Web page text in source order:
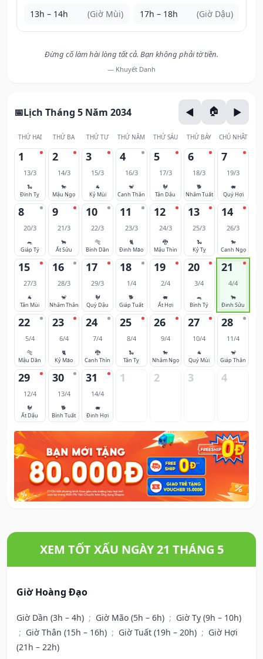
13h – 14h (Giờ Mùi) 17h – 18h (Giờ Dậu)
Đừng cố làm hài lòng tất cả. Bạn không phải tờ tiền.
— Khuyết Danh
Lịch Tháng 5 Năm 2034
THỨ HAI THỨ BA THỨ TƯ THỨ NĂM THỨ SÁU THỨ BẢY CHỦ NHẬT
1
13/3
🐍
Đinh Tỵ
2
14/3
🐎
Mậu Ngọ
3
15/3
🐐
Kỷ Mùi
4
16/3
🐒
Canh Thân
5
17/3
🐓
Tân Dậu
6
18/3
🐕
Nhâm Tuất
7
19/3
🐖
Quý Hợi
8
20/3
🐀
Giáp Tý
9
21/3
🐂
Ất Sửu
10
22/3
🐅
Bính Dần
11
23/3
🐈
Đinh Mão
12
24/3
🐉
Mậu Thìn
13
25/3
🐍
Kỷ Tỵ
14
26/3
🐎
Canh Ngọ
15
27/3
🐐
Tân Mùi
16
28/3
🐒
Nhâm Thân
17
29/3
🐓
Quý Dậu
18
1/4
🐕
Giáp Tuất
19
2/4
🐖
Ất Hợi
20
3/4
🐀
Bính Tý
21
4/4
🐂
Đinh Sửu
22
5/4
🐅
Mậu Dần
23
6/4
🐈
Kỷ Mão
24
7/4
🐉
Canh Thìn
25
8/4
🐍
Tân Tỵ
26
9/4
🐎
Nhâm Ngọ
27
10/4
🐐
Quý Mùi
28
11/4
🐒
Giáp Thân
29
12/4
🐓
Ất Dậu
30
13/4
🐕
Bính Tuất
31
14/4
🐖
Đinh Hợi
1 2 3 4
XEM TỐT XẤU NGÀY 21 THÁNG 5
Giờ Hoàng Đạo
Giờ Dần (3h – 4h) ; Giờ Mão (5h – 6h) ; Giờ Tỵ (9h – 10h)
; Giờ Thân (15h – 16h) ; Giờ Tuất (19h – 20h) ; Giờ Hợi
(21h – 22h)